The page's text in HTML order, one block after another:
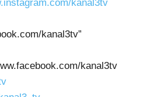
kanal3tv
kanal3tv”
kanal3tv